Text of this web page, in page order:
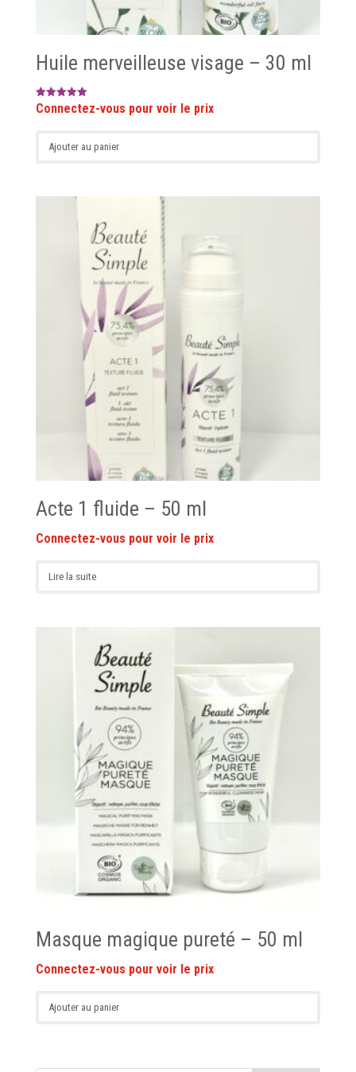
Huile merveilleuse visage – 30 ml
Note
5.00
Ajouter au panier
Acte 1 fluide – 50 ml
Lire la suite
Masque magique pureté – 50 ml
Ajouter au panier